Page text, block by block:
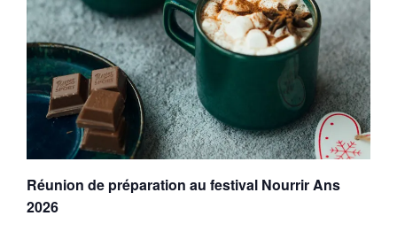
Réunion de préparation au festival Nourrir Ans
2026